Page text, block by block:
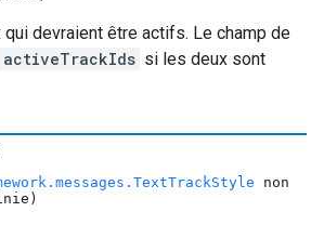
qui devraient être actifs. Le champ de
activeTrackIds si les deux sont
non